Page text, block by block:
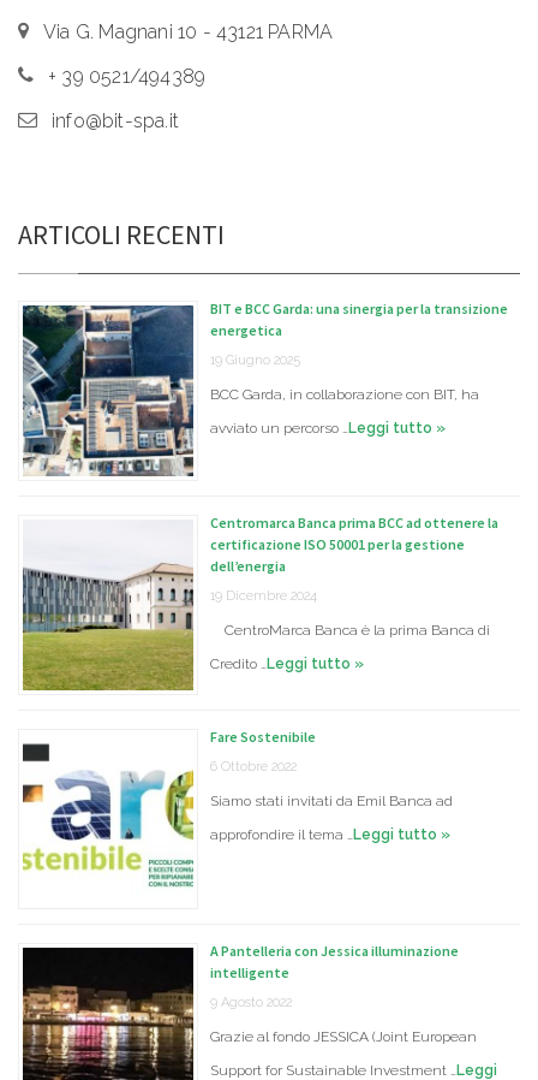
Via G. Magnani 10 - 43121 PARMA
+ 39 0521/494389
info@bit-spa.it
ARTICOLI RECENTI
BIT e BCC Garda: una sinergia per la transizione
energetica
19 Giugno 2025
BCC Garda, in collaborazione con BIT, ha
avviato un percorso …Leggi tutto »
Centromarca Banca prima BCC ad ottenere la
certificazione ISO 50001 per la gestione
dell’energia
19 Dicembre 2024
CentroMarca Banca è la prima Banca di
Credito …Leggi tutto »
Fare Sostenibile
6 Ottobre 2022
Siamo stati invitati da Emil Banca ad
approfondire il tema …Leggi tutto »
A Pantelleria con Jessica illuminazione
intelligente
9 Agosto 2022
Grazie al fondo JESSICA (Joint European
Support for Sustainable Investment …Leggi